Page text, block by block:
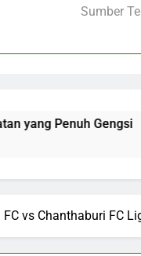
Sumber
Penuh Gengsi
vs Chanthaburi FC